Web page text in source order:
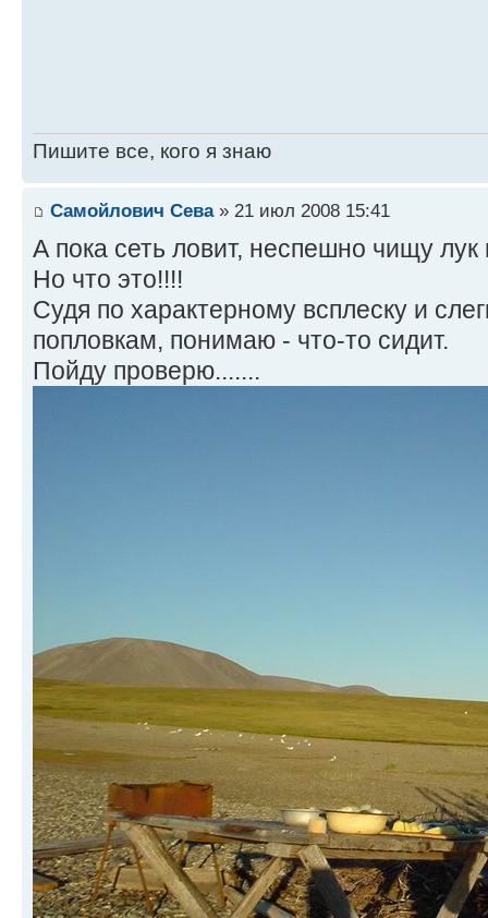
Пишите все, кого я знаю
Самойлович Сева» 21 июл 2008 15:41
А пока сеть ловит, неспешно чищу
Но что это!!!!
Судя по характерному всплеску и
попловкам, понимаю - что-то сидит.
Пойду проверю.......